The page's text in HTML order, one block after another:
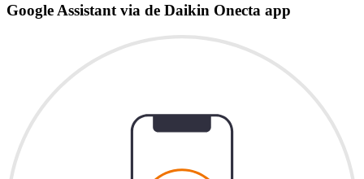
Google Assistant via de Daikin Onecta app